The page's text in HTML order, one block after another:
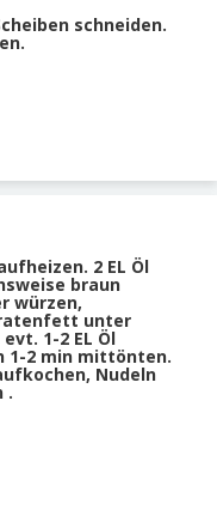
schneiden.
2 EL Öl
braun
würzen,
unter
1-2 EL Öl
1-2 min mittönten.
Nudeln
.